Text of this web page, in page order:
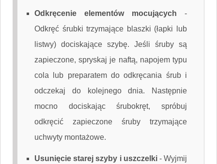
Odkręcenie elementów mocujących -
Odkręć śrubki trzymające blaszki (łapki lub
listwy) dociskające szybę. Jeśli śruby są
zapieczone, spryskaj je naftą, napojem typu
cola lub preparatem do odkręcania śrub i
odczekaj do kolejnego dnia. Następnie
mocno dociskając śrubokręt, spróbuj
odkręcić zapieczone śruby trzymające
uchwyty montażowe.
Usunięcie starej szyby i uszczelki-Wyjmij